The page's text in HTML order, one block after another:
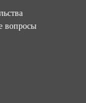
вопросы